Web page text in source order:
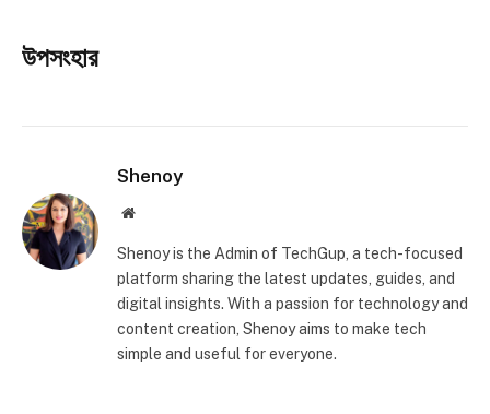
উপসংহার
Shenoy
Website
Shenoy is the Admin of TechGup, a tech-focused
platform sharing the latest updates, guides, and
digital insights. With a passion for technology and
content creation, Shenoy aims to make tech
simple and useful for everyone.